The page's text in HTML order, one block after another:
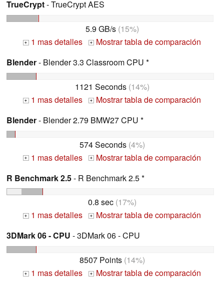
TrueCrypt- TrueCrypt AES
5.9 GB/s(15%)
+ 1 mas detalles +
Mostrar tabla de comparación
Blender- Blender 3.3 Classroom CPU *
1121 Seconds(14%)
+ 1 mas detalles +
Mostrar tabla de comparación
Blender- Blender 2.79 BMW27 CPU *
574 Seconds(4%)
+ 1 mas detalles +
Mostrar tabla de comparación
R Benchmark 2.5- R Benchmark 2.5 *
0.8 sec(17%)
+ 1 mas detalles +
Mostrar tabla de comparación
3DMark 06 - CPU - 3DMark 06 - CPU
8507 Points(14%)
+ 1 mas detalles +
Mostrar tabla de comparación